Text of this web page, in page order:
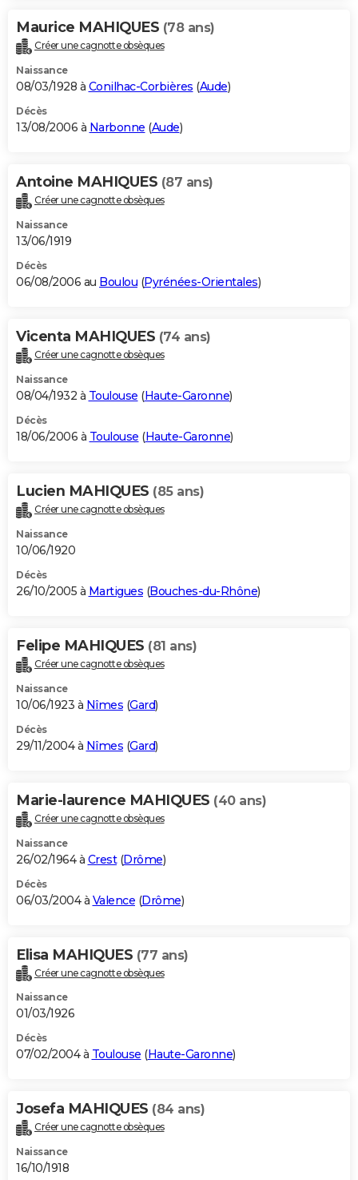
Maurice MAHIQUES (78 ans)
Créer une cagnotte obsèques
Naissance
08/03/1928 à Conilhac-Corbières (Aude)
Décès
13/08/2006 à Narbonne (Aude)
Antoine MAHIQUES (87 ans)
Créer une cagnotte obsèques
Naissance
13/06/1919
Décès
06/08/2006 au Boulou (Pyrénées-Orientales)
Vicenta MAHIQUES (74 ans)
Créer une cagnotte obsèques
Naissance
08/04/1932 à Toulouse (Haute-Garonne)
Décès
18/06/2006 à Toulouse (Haute-Garonne)
Lucien MAHIQUES (85 ans)
Créer une cagnotte obsèques
Naissance
10/06/1920
Décès
26/10/2005 à Martigues (Bouches-du-Rhône)
Felipe MAHIQUES (81 ans)
Créer une cagnotte obsèques
Naissance
10/06/1923 à Nîmes (Gard)
Décès
29/11/2004 à Nîmes (Gard)
Marie-laurence MAHIQUES (40 ans)
Créer une cagnotte obsèques
Naissance
26/02/1964 à Crest(Drôme)
Décès
06/03/2004 à Valence (Drôme)
Elisa MAHIQUES (77 ans)
Créer une cagnotte obsèques
Naissance
01/03/1926
Décès
07/02/2004 à Toulouse (Haute-Garonne)
Josefa MAHIQUES (84 ans)
Créer une cagnotte obsèques
Naissance
16/10/1918